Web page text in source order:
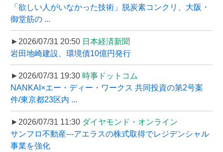
「欲しい人がいなかった技術」脱炭素コンクリ、大阪・
御堂筋の ...
►2026/07/31 20:50 日本経済新聞
岩田地崎建設、環境債10億円発行
►2026/07/31 19:30 時事ドットコム
NANKAI×エー・ディー・ワークス 共同投資の第2号案
件/東京都23区内 ...
►2026/07/31 11:30 ダイヤモンド・オンライン
サンフロ不動産---アエラスの株式取得でレジデンシャル
事業を強化